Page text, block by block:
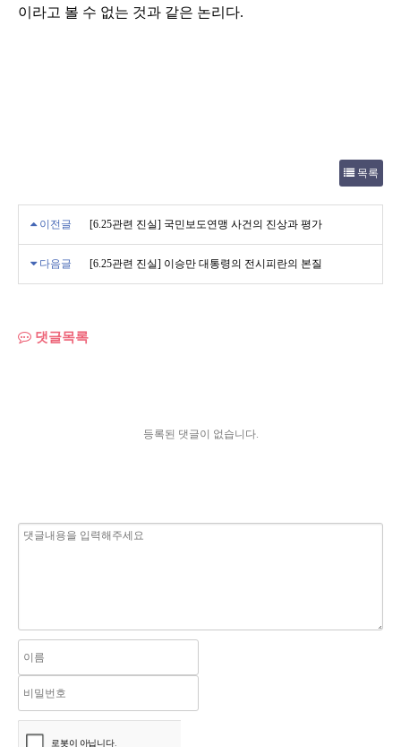
이라고 볼 수 없는 것과 같은 논리다.
목록
이전글 [6.25관련 진실] 국민보도연맹 사건의 진상과 평가
다음글 [6.25관련 진실] 이승만 대통령의 전시피란의 본질
댓글목록
등록된 댓글이 없습니다.